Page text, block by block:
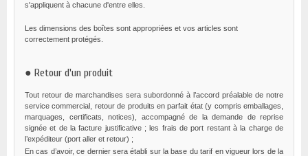
s'appliquent à chacune d'entre elles.
Les dimensions des boîtes sont appropriées et vos articles sont
correctement protégés.
● Retour d'un produit
Tout retour de marchandises sera subordonné à l’accord préalable de notre
service commercial, retour de produits en parfait état (y compris emballages,
marquages, certificats, notices), accompagné de la demande de reprise
signée et de la facture justificative ; les frais de port restant à la charge de
l’expéditeur (port aller et retour) ;
En cas d’avoir, ce dernier sera établi sur la base du tarif en vigueur lors de la